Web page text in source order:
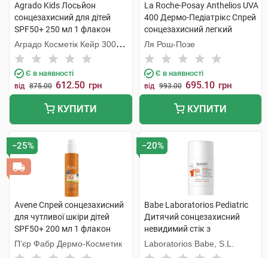
Agrado Kids Лосьйон
сонцезахисний для дітей
SPF50+ 250 мл 1 флакон
Аградо Косметік Кейр 3000
С.Л.У.
Є в наявності
від 875.00 612.50 грн
КУПИТИ
La Roche-Posay Anthelios UVA
400 Дермо-Педіатрікс Спрей
сонцезахисний легкий
дитячий SPF50+ 200 мл 1
флакон
Ля Рош-Позе
Є в наявності
від 993.00 695.10 грн
КУПИТИ
−25%
Avene Спрей сонцезахисний
для чутливої шкіри дітей
SPF50+ 200 мл 1 флакон
П'єр Фабр Дермо-Косметик
−20%
Babe Laboratorios Pediatric
Дитячий сонцезахисний
невидимий стік з
пантенолом і пребіотиком
SPF50 30 г 1 стік
Laboratorios Babe, S.L.